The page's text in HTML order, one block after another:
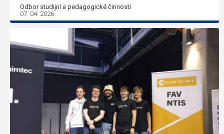
Odbor studijní a pedagogické činnosti
07. 04. 2026